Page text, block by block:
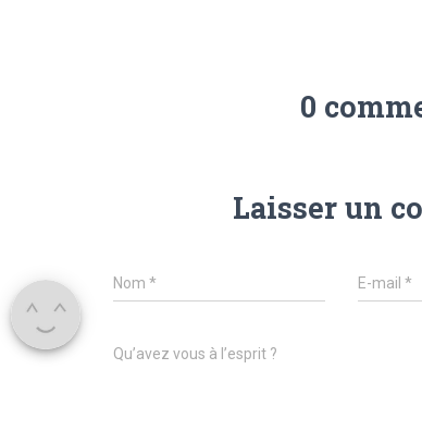
0
Laisser un
Nom * E-mail*
Qu’avez vous à l’esprit ?